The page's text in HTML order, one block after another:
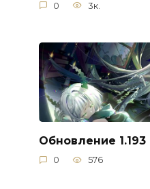
0 3к.
Обновление 1.193
0 576